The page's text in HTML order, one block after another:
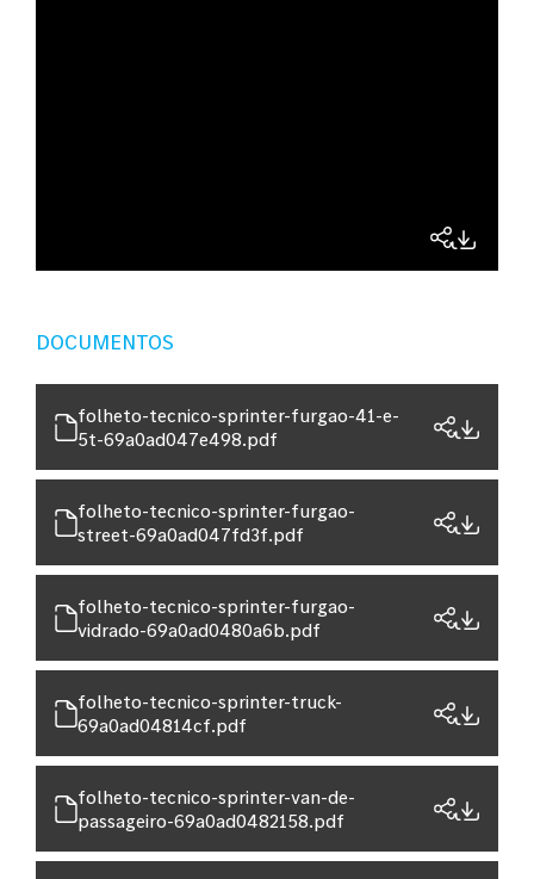
DOCUMENTOS
folheto-tecnico-sprinter-furgao-41-e-
5t-69a0ad047e498.pdf
folheto-tecnico-sprinter-furgao-
street-69a0ad047fd3f.pdf
folheto-tecnico-sprinter-furgao-
vidrado-69a0ad0480a6b.pdf
folheto-tecnico-sprinter-truck-
69a0ad04814cf.pdf
folheto-tecnico-sprinter-van-de-
passageiro-69a0ad0482158.pdf